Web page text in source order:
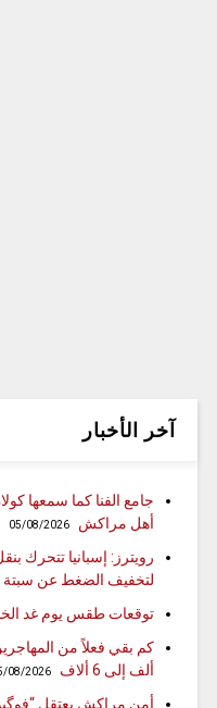
آخر الأخبار
أهل مراكش
05/08/2026
رويترز: إسبانيا تتحرك
لتخفيف الضغط عن سبتة
توقعات طقس يوم غد
ألف إلى 6 ألاف
08/2026
أمن مراكش يعتقل